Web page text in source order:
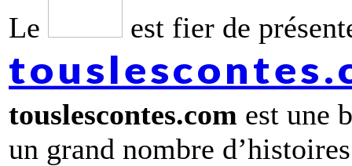
Le est fier de
touslescontes.com est une
un grand nombre